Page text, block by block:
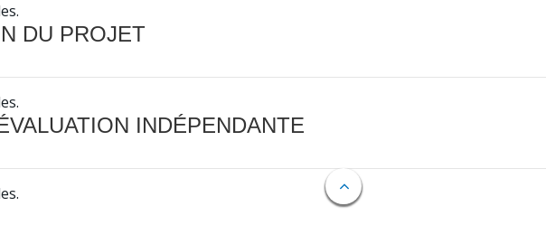
DU PROJET
INDÉPENDANTE